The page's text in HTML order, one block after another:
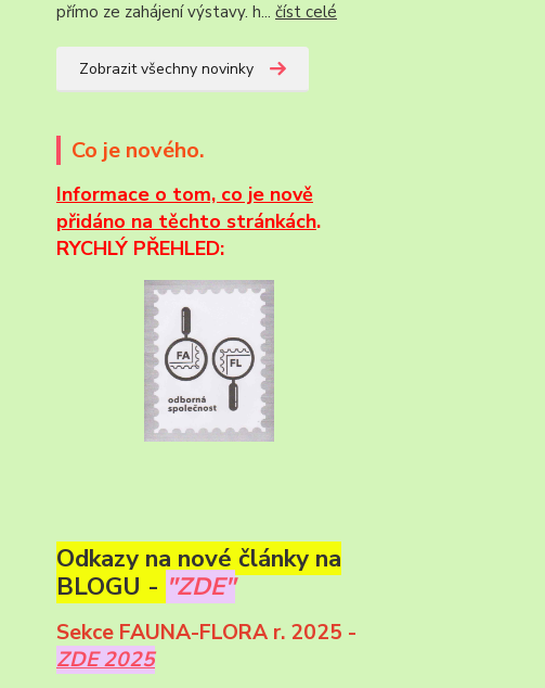
přímo ze zahájení výstavy. h... číst celé
Zobrazit všechny novinky
Co je nového.
Informace o tom, co je nově
přidáno na těchto stránkách.
RYCHLÝ PŘEHLED:
Odkazy na nové články na
BLOGU - "ZDE"
Sekce FAUNA-FLORA r. 2025 -
ZDE 2025